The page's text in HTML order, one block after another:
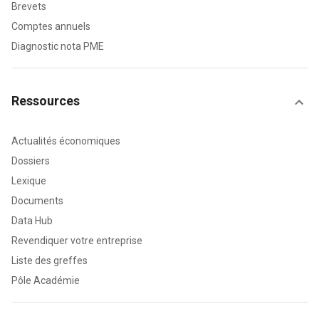
Brevets
Comptes annuels
Diagnostic nota PME
Ressources
Actualités économiques
Dossiers
Lexique
Documents
Data Hub
Revendiquer votre entreprise
Liste des greffes
Pôle Académie